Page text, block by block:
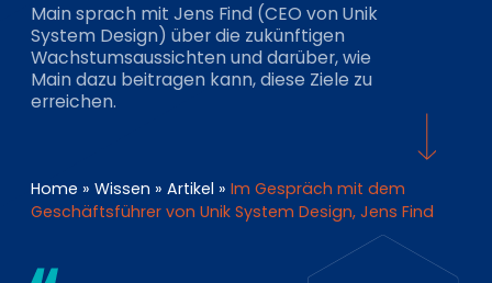
Veranstaltungen
Investoren
Team
Main sprach mit Jens Find (CEO von Unik
System Design) über die zukünftigen
Wachstumsaussichten und darüber, wie
Main dazu beitragen kann, diese Ziele zu
erreichen.
Home » Wissen » Artikel » Im Gespräch mit dem
Geschäftsführer von Unik System Design, Jens Find